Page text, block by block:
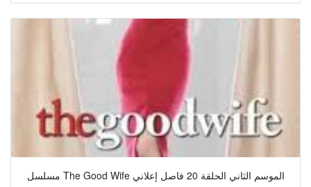
مسلسل The Good Wife الموسم الثاني الحلقة 20 فاصل إعلاني